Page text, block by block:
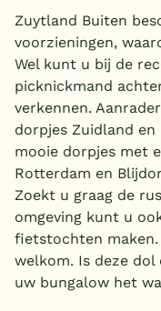
Zuytland Buiten
voorzieningen,
Wel kunt u bij de
picknickmand
verkennen.
dorpjes Zuidland
mooie dorpjes met
Rotterdam en
Zoekt u graag de
omgeving kunt u
fietstochten maken.
welkom. Is deze
uw bungalow het